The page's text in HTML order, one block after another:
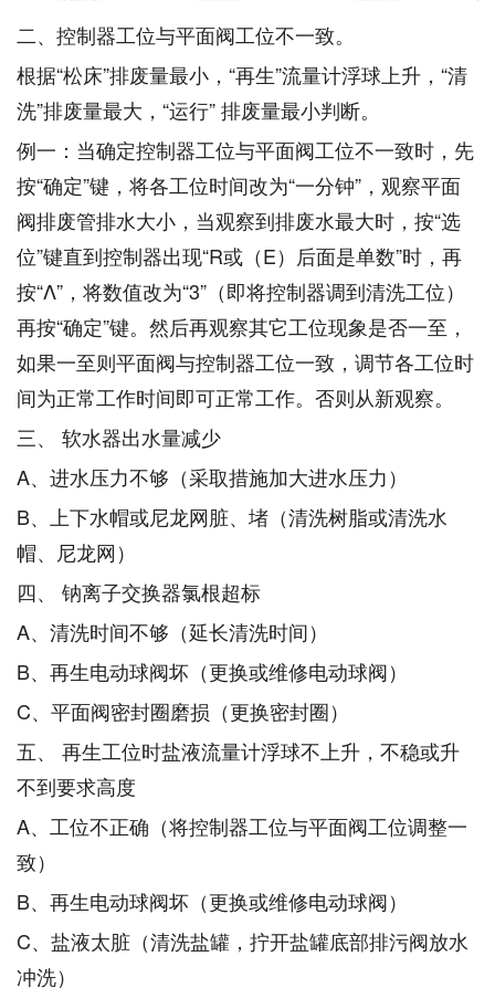
二、控制器工位与平面阀工位不一致。
根据“松床”排废量最小，“再生”流量计浮球上升，“清
洗”排废量最大，“运行” 排废量最小判断。
例一：当确定控制器工位与平面阀工位不一致时，先
按“确定”键，将各工位时间改为“一分钟”，观察平面
阀排废管排水大小，当观察到排废水最大时，按“选
位”键直到控制器出现“R或（E）后面是单数”时，再
按“Λ”，将数值改为“3”（即将控制器调到清洗工位）
再按“确定”键。然后再观察其它工位现象是否一至，
如果一至则平面阀与控制器工位一致，调节各工位时
间为正常工作时间即可正常工作。否则从新观察。
三、 软水器出水量减少
A、进水压力不够（采取措施加大进水压力）
B、上下水帽或尼龙网脏、堵（清洗树脂或清洗水
帽、尼龙网）
四、 钠离子交换器氯根超标
A、清洗时间不够（延长清洗时间）
B、再生电动球阀坏（更换或维修电动球阀）
C、平面阀密封圈磨损（更换密封圈）
五、 再生工位时盐液流量计浮球不上升，不稳或升
不到要求高度
A、工位不正确（将控制器工位与平面阀工位调整一
致）
B、再生电动球阀坏（更换或维修电动球阀）
C、盐液太脏（清洗盐罐，拧开盐罐底部排污阀放水
冲洗）